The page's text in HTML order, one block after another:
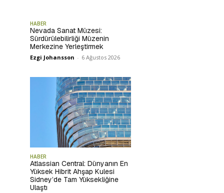
HABER
Nevada Sanat Müzesi:
Sürdürülebilirliği Müzenin
Merkezine Yerleştirmek
Ezgi Johansson - 6 Ağustos 2026
HABER
Atlassian Central: Dünyanın En
Yüksek Hibrit Ahşap Kulesi
Sidney’de Tam Yüksekliğine
Ulaştı